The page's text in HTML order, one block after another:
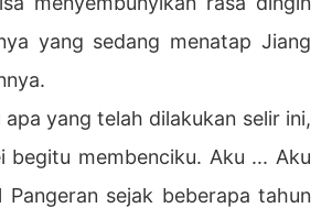
yang sedang menatap Jiang
yang telah dilakukan selir ini,
begitu membenciku. Aku ... Aku
Pangeran sejak beberapa tahun